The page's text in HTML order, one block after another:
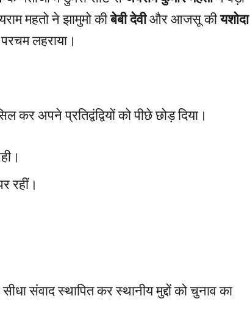
महतो ने झामुमो कीबेबी देवीऔर आजसू कीयशोदा
लहराया।
कर अपने प्रतिद्वंद्वियों को पीछे छोड़ दिया।
रहीं।
संवाद स्थापित कर स्थानीय मुद्दों को चुनाव का